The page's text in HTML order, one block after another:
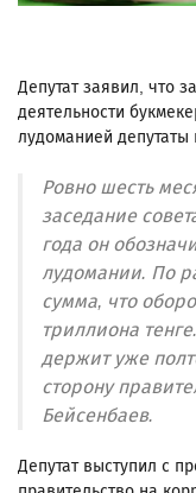
Депутат заявил, что
деятельности
лудоманией депутаты
Ровно шесть
заседание
года он
лудомании. По
сумма, что
триллиона
держит уже
сторону
Бейсенбаев.
Депутат выступил с